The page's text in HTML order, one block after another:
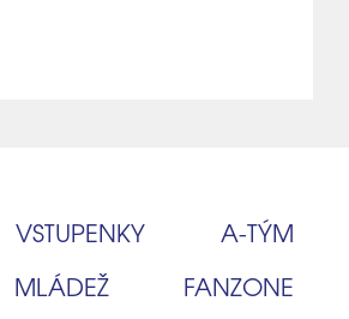
VSTUPENKY
A‑TÝM
MLÁDEŽ FANZONE